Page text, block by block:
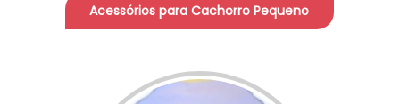
Acessórios para Cachorro Pequeno